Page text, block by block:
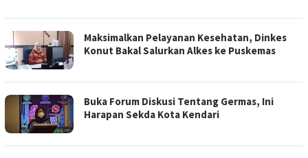
Maksimalkan Pelayanan Kesehatan, Dinkes
Konut Bakal Salurkan Alkes ke Puskemas
Buka Forum Diskusi Tentang Germas, Ini
Harapan Sekda Kota Kendari